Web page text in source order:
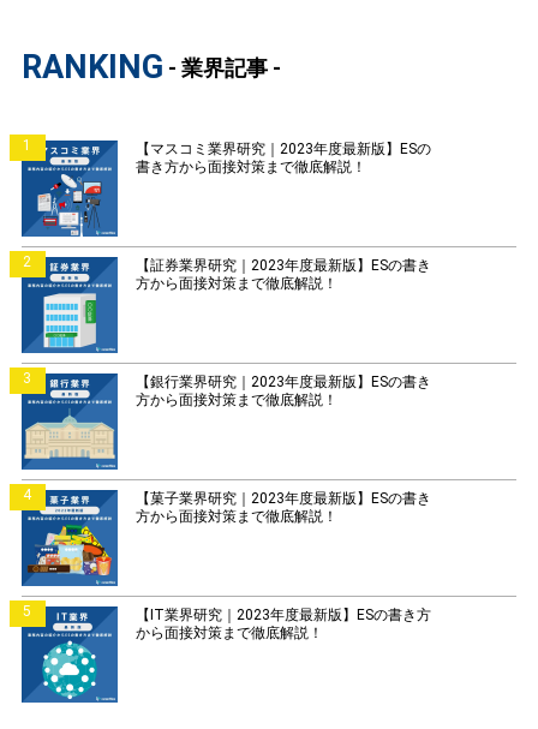
RANKING - 業界記事 -
1
【マスコミ業界研究｜2023年度最新版】ESの
書き方から面接対策まで徹底解説！
2
【証券業界研究｜2023年度最新版】ESの書き
方から面接対策まで徹底解説！
3
【銀行業界研究｜2023年度最新版】ESの書き
方から面接対策まで徹底解説！
4
【菓子業界研究｜2023年度最新版】ESの書き
方から面接対策まで徹底解説！
5
【IT業界研究｜2023年度最新版】ESの書き方
から面接対策まで徹底解説！